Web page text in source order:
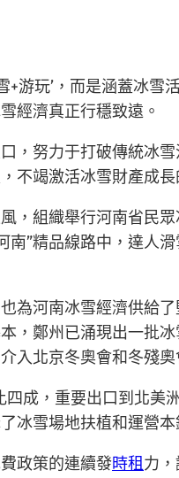
+游玩’，而是涵蓋冰
經濟真正行穩致遠。
，努力于打破傳統冰
不竭激活冰雪財產成長
，組織舉行河南省民
南”精品線路中，達
為河南冰雪經濟供給
，鄭州已涌現出一批
入北京冬奧會和冬殘奧
四成，重要出口到北美
冰雪場地扶植和運營
政策的連續發時租力